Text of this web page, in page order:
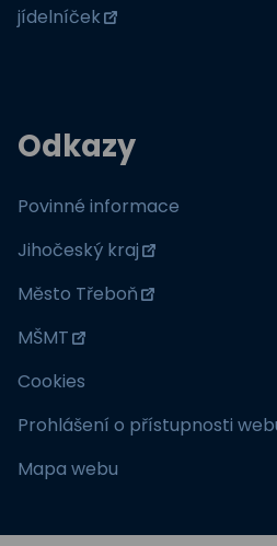
jídelníček
Odkazy
Povinné informace
Jihočeský kraj
Město Třeboň
MŠMT
Cookies
Prohlášení o přístupnosti
Mapa webu